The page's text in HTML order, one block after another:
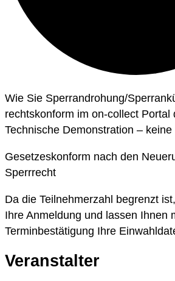
Wie Sie Sperrandrohung/
rechtskonform im on-collect Portal
Technische Demonstration –
Gesetzeskonform nach den
Sperrrecht
Da die Teilnehmerzahl begrenzt
Ihre Anmeldung und lassen Ihnen
Terminbestätigung Ihre
Veranstalter